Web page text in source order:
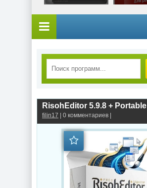
RisohEditor 5.9.8 + Portable
filin17 | 0 комментариев |